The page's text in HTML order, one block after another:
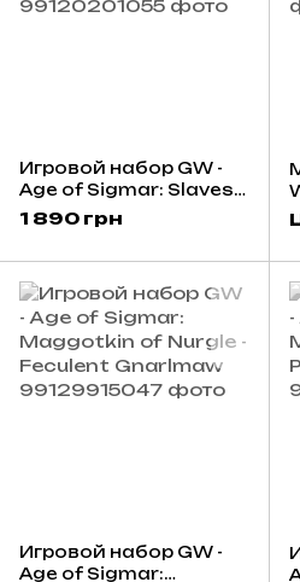
Игровой набор GW -
Age of Sigmar: Slaves
to Darkness - Daemon
1 890 грн
Игровой набор GW -
Age of Sigmar: